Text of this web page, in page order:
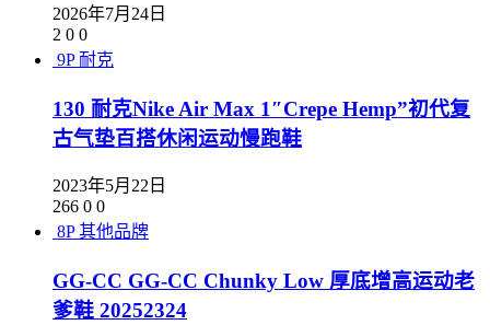
2026年7月24日
2 0 0
9P 耐克
130 耐克Nike Air Max 1″Crepe Hemp”初代复
古气垫百搭休闲运动慢跑鞋
2023年5月22日
266 0 0
8P 其他品牌
GG-CC GG-CC Chunky Low 厚底增高运动老
爹鞋 20252324